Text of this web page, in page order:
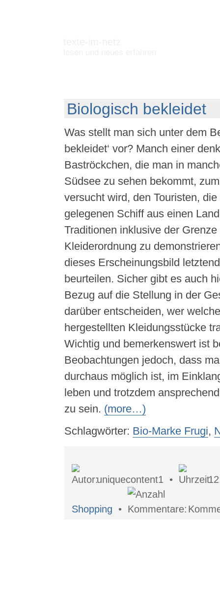
Biologisch bekleidet
Was stellt man sich unter dem
bekleidet‘ vor? Manch einer
Baströckchen, die man in
Südsee zu sehen bekommt,
versucht wird, den Touristen,
gelegenen Schiff aus einen
Traditionen inklusive der
Kleiderordnung zu
dieses Erscheinungsbild
beurteilen. Sicher gibt es auch
Bezug auf die Stellung in der
darüber entscheiden, wer
hergestellten Kleidungsstücke
Wichtig und bemerkenswert ist
Beobachtungen jedoch, dass
durchaus möglich ist, im
leben und trotzdem
zu sein. (more…)
Schlagwörter: Bio-Marke Frugi,
uniquecontent1 •
Shopping •